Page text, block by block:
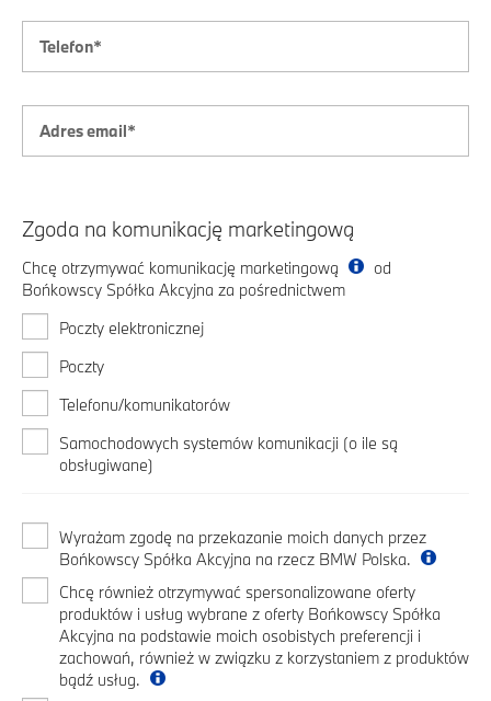
Zgoda na komunikację marketingową
Chcę otrzymywać komunikację marketingową
od
Bońkowscy Spółka Akcyjna za pośrednictwem
Poczty elektronicznej
Poczty
Telefonu/komunikatorów
Samochodowych systemów komunikacji (o ile są
obsługiwane)
Wyrażam zgodę na przekazanie moich danych przez
Bońkowscy Spółka Akcyjna na rzecz BMW Polska.
Chcę również otrzymywać spersonalizowane oferty
produktów i usług wybrane z oferty Bońkowscy Spółka
Akcyjna na podstawie moich osobistych preferencji i
zachowań, również w związku z korzystaniem z produktów
bądź usług.